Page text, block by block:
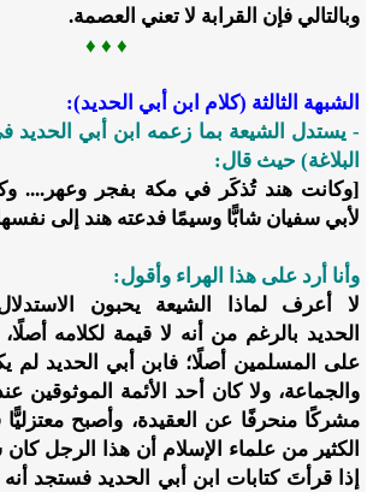
وبالتالي فإن القرابة لا تعني العصمة.
♦
♦
♦
الشبهة الثالثة (كلام ابن أبي الحديد):
- يستدل الشيعة بما زعمه ابن أبي الحديد
البلاغة) حيث قال:
[وكانت هند تُذكَر في مكة بفجر وعهر....
لأبي سفيان شابًّا وسيمًا فدعته هند إلى
وأنا أرد على هذا الهراء وأقول:
لا أعرف لماذا الشيعة يحبون
الحديد بالرغم من أنه لا قيمة لكلامه
على المسلمين أصلًا؛ فابن أبي الحديد لم
والجماعة، ولا كان أحد الأئمة الموثوقين
مشركًا منحرفًا عن العقيدة، وأصبح معتزليًّا
الكثير من علماء الإسلام أن هذا الرجل كان
إذا قرأتَ كتابات ابن أبي الحديد فستجد أنه